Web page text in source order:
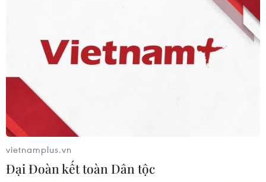
doanh nghiệp mới có cơ sở đưa ra các thỏa
thuận, đưa ra thương lượng hoặc để ký kết hợp
đồng lao động.
Có nghĩa là chúng ta dựa trên cơ sở mức sống
thực tế để tính lương?
Bà Trương Thị Mai:
nước phải làm việc này. Vì Nhà nước không làm
được việc này và tổ chức đại diện cho người lao
động ở cấp Trung ương không làm được việc
vietnamplus.vn
Đại Đoàn kết toàn Dân tộc